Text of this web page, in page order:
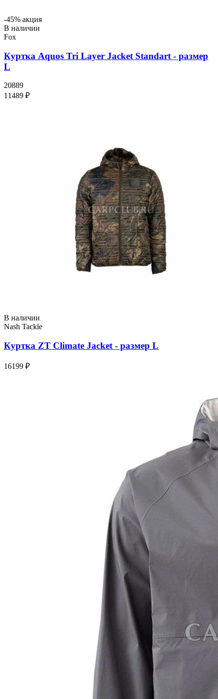
-45% акция
В наличии
Fox
Куртка Aquos Tri Layer Jacket Standart - размер
L
20889
11489 ₽
В наличии
Nash Tackle
Куртка ZT Climate Jacket - размер L
16199 ₽